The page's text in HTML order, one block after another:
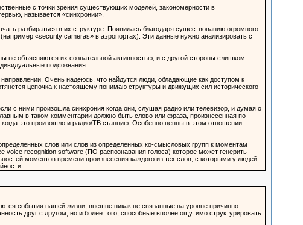
с точки зрения существующих моделей, закономерности в
называется «синхронии».
разбираться в их структуре. Появилась благодаря существованию огромного
«security cameras» в аэропортах). Эти данные нужно анализировать с
не объясняются их сознательной активностью, и с другой стороны слишком
подсознания.
Очень надеюсь, что найдутся люди, обладающие как доступом к
цепочка к настоящему понимаю структуры и движущих сил исторического
с ними произошла синхрония когда они, слушая радио или телевизор, и думая о
в таком комментарии должно быть слово или фраза, произнесенная по
это произошло и радио/ТВ станцию. Особенно ценны в этом отношении
слов или слов из определенных ко-смысловых групп к моментам
recognition software (ПО распознавания голоса) которое может генерить
моментов времени произнесения каждого из тех слов, с которыми у людей
события нашей жизни, внешне никак не связанные на уровне причинно-
друг с другом, но и более того, способные вполне ощутимо структурировать